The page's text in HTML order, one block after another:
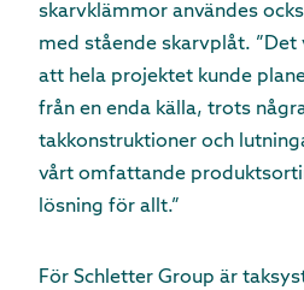
skarvklämmor användes
med stående skarvplåt.
att hela projektet kunde
från en enda källa, trots
takkonstruktioner och
vårt omfattande
lösning för allt.”
För Schletter Group är